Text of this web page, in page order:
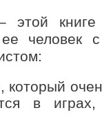
этой
человек
который
в играх,